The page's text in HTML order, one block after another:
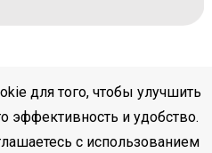
для того, чтобы улучшить
эффективность и удобство.
с использованием